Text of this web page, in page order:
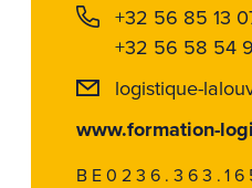
+32 56 85 13
+32 56 58 54
logistique-
www.formation-